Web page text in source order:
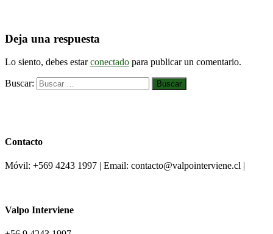
Deja una respuesta
Lo siento, debes estarconectado para publicar un comentario.
Buscar:
Contacto
Móvil: +569 4243 1997 | Email: contacto@valpointerviene.cl |
Valpo Interviene